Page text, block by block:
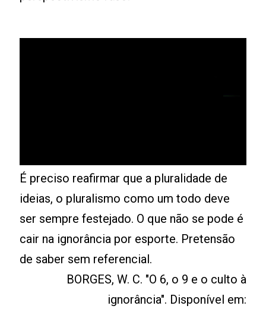
É preciso reafirmar que a pluralidade de
ideias, o pluralismo como um todo deve
ser sempre festejado. O que não se pode é
cair na ignorância por esporte. Pretensão
de saber sem referencial.
BORGES, W. C. "O 6, o 9 e o culto à
ignorância". Disponível em: